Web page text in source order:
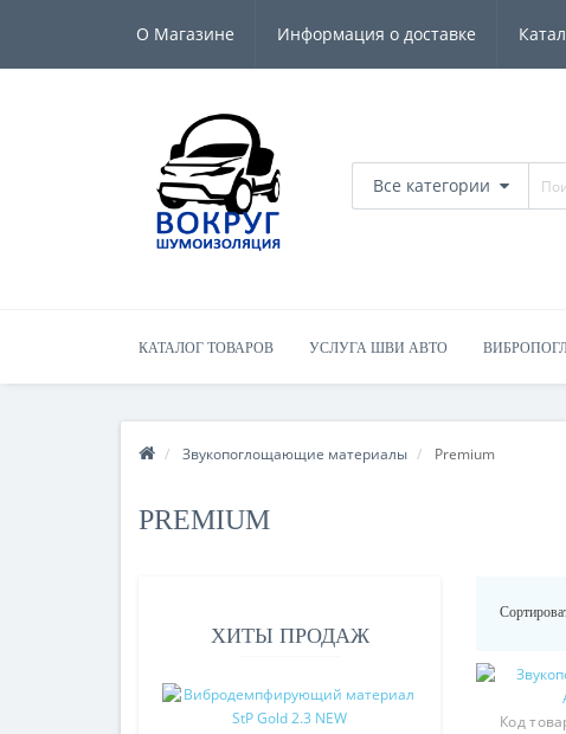
О Магазине Информация о доставке
Все категории
КАТАЛОГ ТОВАРОВ УСЛУГА ШВИ АВТО
ТЕПЛОИЗОЛЯЦИОННЫЕ МАТЕРИАЛЫ ПРОЧИЕ
Звукопоглощающие материалы Premium
PREMIUM
ХИТЫ ПРОДАЖ
Код